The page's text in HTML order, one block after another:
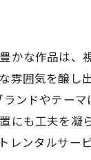
かな作品は、
雰囲気を醸し
ンドやテー
にも工夫を凝
レンタルサー